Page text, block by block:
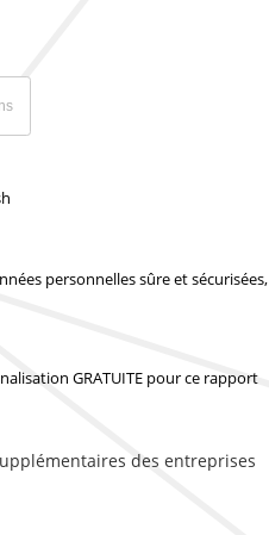
personnelles sûre et sécurisées,
GRATUITE pour ce rapport
des entreprises